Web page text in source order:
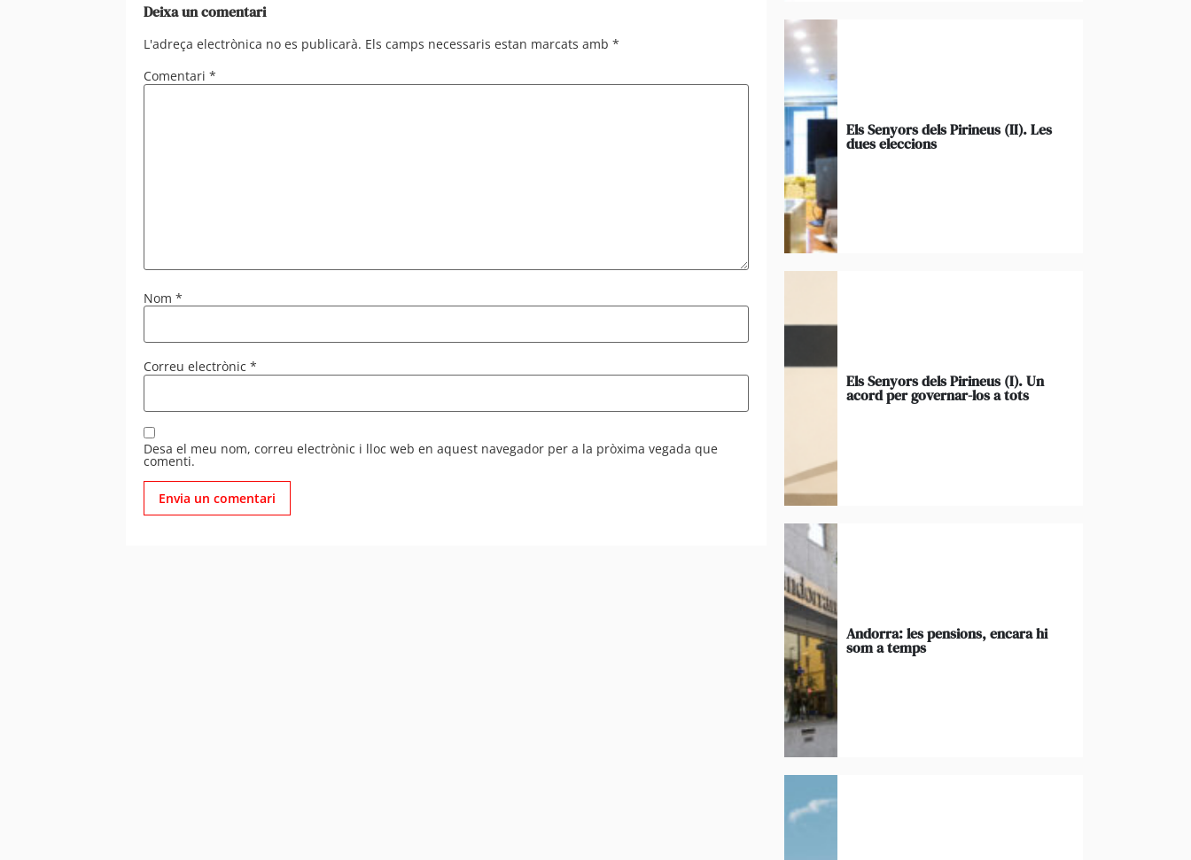
Deixa un comentari
L'adreça electrònica no es publicarà. Els camps necessaris estan marcats amb *
Comentari *
Nom *
Correu electrònic *
Desa el meu nom, correu electrònic i lloc web en aquest navegador per a la pròxima vegada que
comenti.
Els Senyors dels Pirineus (II). Les
dues eleccions
Els Senyors dels Pirineus (I). Un
acord per governar-los a tots
Andorra: les pensions, encara hi
som a temps